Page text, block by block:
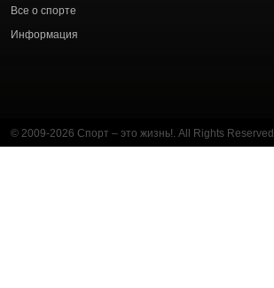
Все о спорте
Информация
© 2009-2026 Спорт – это жизнь!. All Rights Reserved.